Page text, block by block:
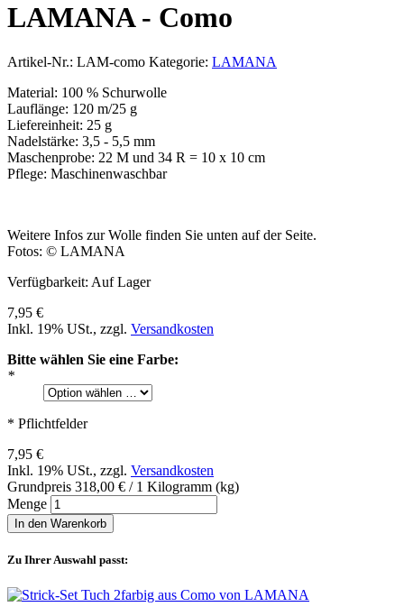
LAMANA - Como
Artikel-Nr.: LAM-como Kategorie: LAMANA
Material: 100 % Schurwolle
Lauflänge: 120 m/25 g
Liefereinheit: 25 g
Nadelstärke: 3,5 - 5,5 mm
Maschenprobe: 22 M und 34 R = 10 x 10 cm
Pflege: Maschinenwaschbar
Weitere Infos zur Wolle finden Sie unten auf der Seite.
Fotos: © LAMANA
Verfügbarkeit: Auf Lager
7,95 €
Inkl. 19% USt., zzgl. Versandkosten
Bitte wählen Sie eine Farbe:
*
* Pflichtfelder
7,95 €
Inkl. 19% USt., zzgl. Versandkosten
Grundpreis 318,00 € / 1 Kilogramm (kg)
Menge
In den Warenkorb
Zu Ihrer Auswahl passt: